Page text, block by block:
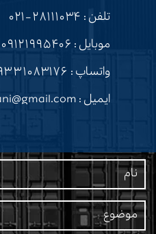
تلفن : ۲۸۱۱۱۰۳۴-۰۲۱
موبایل : ۰۹۱۲۱۹۹۵۴۰۶
واتساپ :
ایمیل : soltani.trd.soltani@gmail.com